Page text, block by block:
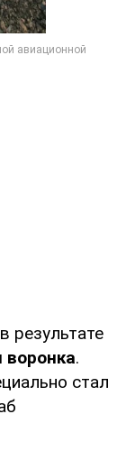
результате
воронка.
стал